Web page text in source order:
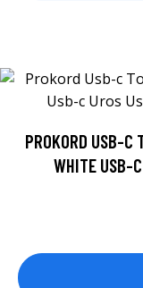
PROKORD USB-C
WHITE USB-